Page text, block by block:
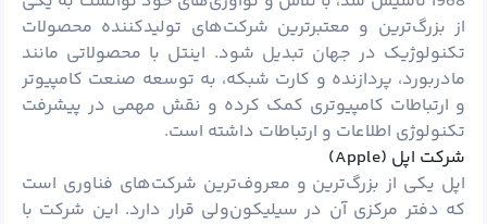
از بزرگ‌ترین و معتبرترین شرکت‌های تولیدکننده محصولات
تکنولوژیک در جهان تبدیل شود. اینتل با محصولاتی مانند
مادربورد، پردازنده و کارت شبکه، به توسعه صنعت کامپیوتر
و ارتباطات کامپیوتری کمک کرده و نقش مهمی در پیشرفت
تکنولوژی اطلاعات و ارتباطات داشته است.
شرکت اپل (Apple)
اپل یکی از بزرگ‌ترین و معروف‌ترین شرکت‌های فناوری است
که دفتر مرکزی آن در سیلیکون‌ولی قرار دارد. این شرکت با